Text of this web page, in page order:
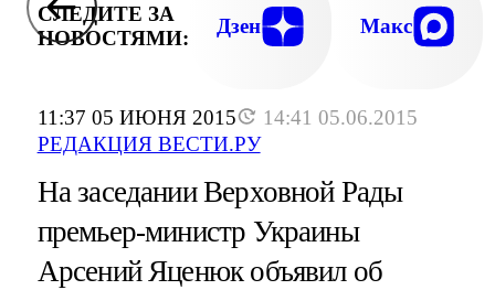
11:37 05 ИЮНЯ 2015
14:41 05.06.2015
РЕДАКЦИЯ ВЕСТИ.РУ
СЛЕДИТЕ ЗА
НОВОСТЯМИ:
Дзен Макс
На заседании Верховной Рады
премьер-министр Украины
Арсений Яценюк объявил об